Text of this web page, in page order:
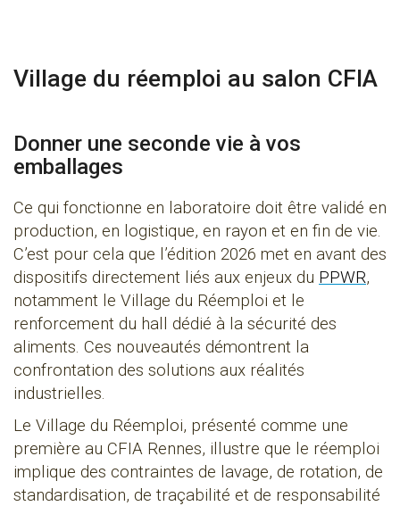
Village du réemploi au salon CFIA
Donner une seconde vie à vos
emballages
Ce qui fonctionne en laboratoire doit être validé en
production, en logistique, en rayon et en fin de vie.
C’est pour cela que l’édition 2026 met en avant des
dispositifs directement liés aux enjeux du PPWR,
notamment le Village du Réemploi et le
renforcement du hall dédié à la sécurité des
aliments. Ces nouveautés démontrent la
confrontation des solutions aux réalités
industrielles.
Le Village du Réemploi, présenté comme une
première au CFIA Rennes, illustre que le réemploi
implique des contraintes de lavage, de rotation, de
standardisation, de traçabilité et de responsabilité